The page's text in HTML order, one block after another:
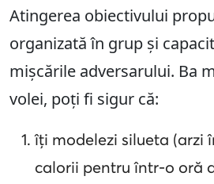
Atingerea obiectivului
organizată în grup și
mișcările adversarului. Ba
volei, poți fi sigur că:
îți modelezi silueta (arzi
calorii pentru într-o oră